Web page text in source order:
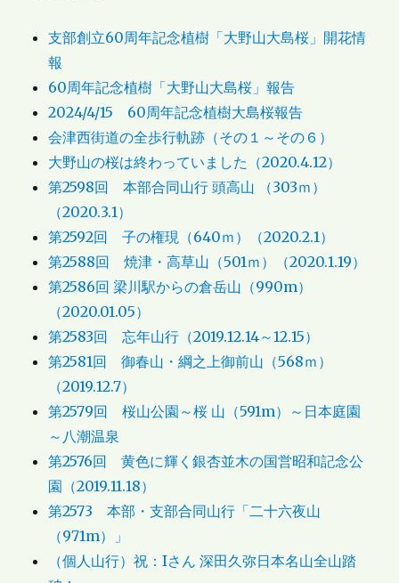
支部創立60周年記念植樹「大野山大島桜」開花情
報
60周年記念植樹「大野山大島桜」報告
2024/4/15 60周年記念植樹大島桜報告
会津西街道の全歩行軌跡（その１～その６）
大野山の桜は終わっていました（2020.4.12）
第2598回 本部合同山行 頭高山 （303ｍ）
（2020.3.1）
第2592回 子の権現（640ｍ）（2020.2.1）
第2588回 焼津・高草山（501ｍ）（2020.1.19）
第2586回 梁川駅からの倉岳山（990m）
（2020.01.05）
第2583回 忘年山行（2019.12.14～12.15）
第2581回 御春山・綱之上御前山（568ｍ）
（2019.12.7）
第2579回 桜山公園～桜 山（591m）～日本庭園
～八潮温泉
第2576回 黄色に輝く銀杏並木の国営昭和記念公
園（2019.11.18）
第2573 本部・支部合同山行「二十六夜山
（971m）」
（個人山行）祝：Iさん 深田久弥日本名山全山踏